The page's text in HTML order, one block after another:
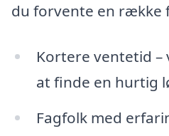
du forvente en række
Kortere ventetid
at finde en hurtig
Fagfolk med